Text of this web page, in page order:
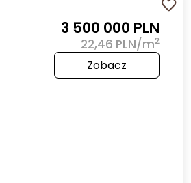
3 500 000 PLN
22,46 PLN/m2
Zobacz